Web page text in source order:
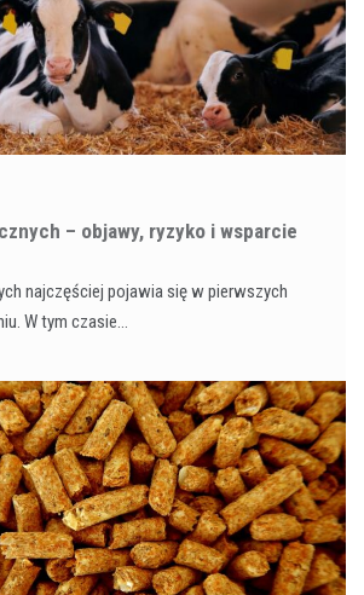
– objawy, ryzyko i wsparcie
najczęściej pojawia się w pierwszych
W tym czasie…